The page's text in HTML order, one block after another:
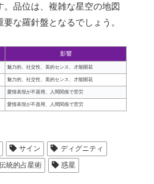
。品位は、複雑な星空の地図
な羅針盤となるでしょう。
影響
魅力的、社交性、美的センス、才能開花
魅力的、社交性、美的センス、才能開花
愛情表現が不器用、人間関係で苦労
愛情表現が不器用、人間関係で苦労
サイン
ディグニティ
統的占星術
惑星